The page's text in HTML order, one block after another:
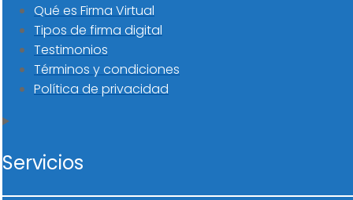
Qué es Firma Virtual
Tipos de firma digital
Testimonios
Términos y condiciones
Política de privacidad
Servicios